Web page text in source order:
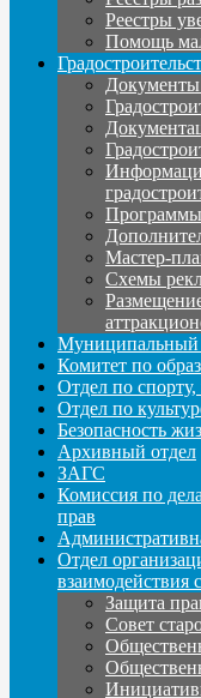
Реестры
Помощь
Документы
Программы
Мастер-
Схемы
Муниципальный
Комитет по
Отдел по
Отдел по
Безопасность
Архивный отдел
ЗАГС
Комиссия по
прав
Отдел
Защита
Совет